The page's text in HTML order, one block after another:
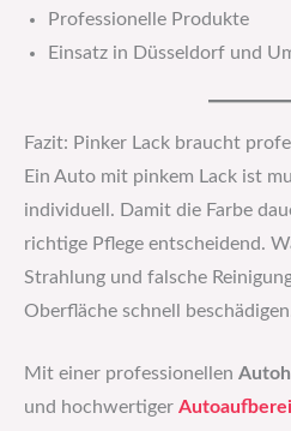
Professionelle Produkte
Einsatz in Düsseldorf und
Fazit: Pinker Lack braucht
Ein Auto mit pinkem Lack ist
individuell. Damit die Farbe
richtige Pflege entscheidend.
Strahlung und falsche
Oberfläche schnell
Mit einer professionellen
und hochwertiger